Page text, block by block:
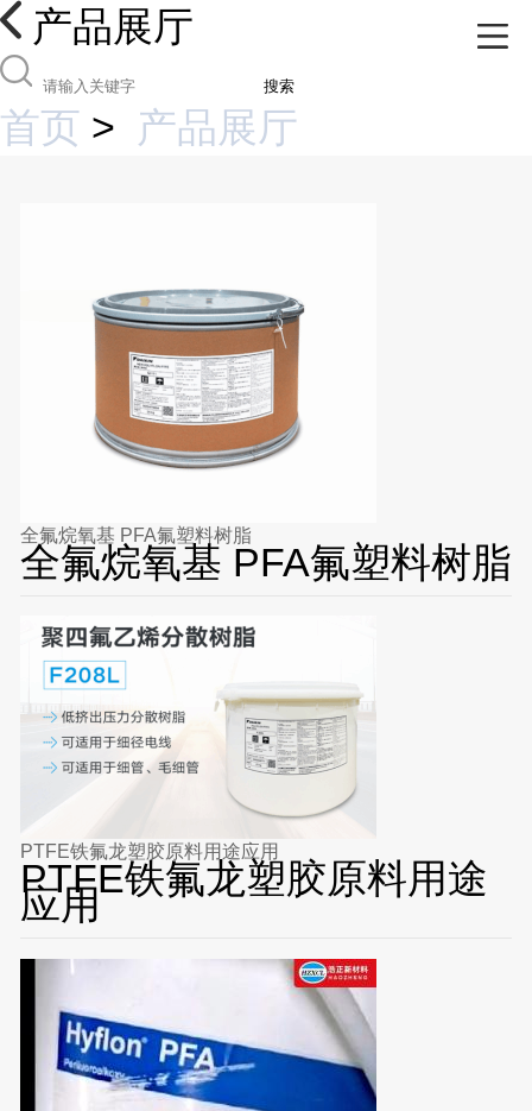
产品展厅
搜索
首页 > 产品展厅
全氟烷氧基 PFA氟塑料树脂
全氟烷氧基 PFA氟塑料树脂
PTFE铁氟龙塑胶原料用途应用
PTFE铁氟龙塑胶原料用途
应用